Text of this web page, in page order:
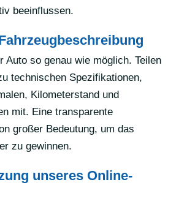
beeinflussen.
Auto so genau wie möglich. Teilen
technischen Spezifikationen,
Kilometerstand und
mit. Eine transparente
großer Bedeutung, um das
zu gewinnen.
unseres Online-